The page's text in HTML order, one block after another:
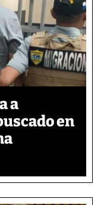
a
en